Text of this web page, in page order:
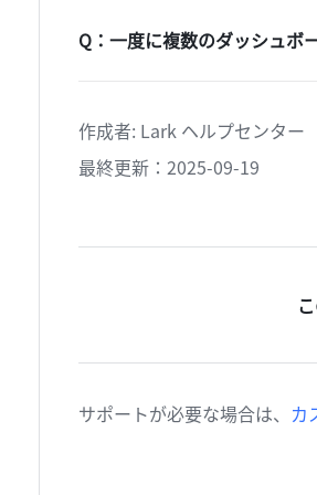
Q：一度に複数のダッシュボ
作成者: Lark ヘルプセンター
最終更新：2025-09-19
サポートが必要な場合は、 カ